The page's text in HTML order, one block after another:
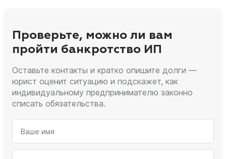
Проверьте, можно ли вам
пройти банкротство ИП
Оставьте контакты и кратко опишите долги —
юрист оценит ситуацию и подскажет, как
индивидуальному предпринимателю законно
списать обязательства.